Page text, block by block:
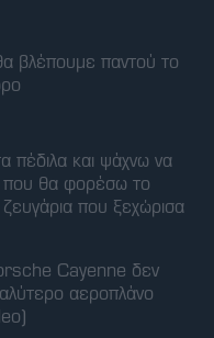
βλέπουμε παντού το
πέδιλα και ψάχνω να
που θα φορέσω το
που ξεχώρισα
Cayenne δεν
αεροπλάνο